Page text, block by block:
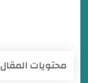
محتويات المقال